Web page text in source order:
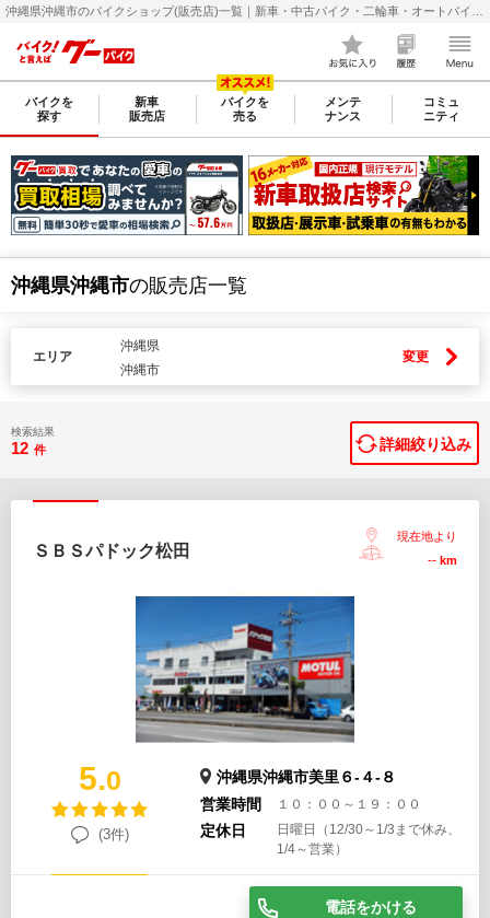
バイクを
探す
新車
販売店
バイクを
売る
メンテ
ナンス
コミュ
ニティ
沖縄県沖縄市の販売店一覧
エリア
沖縄県
沖縄市
変更
検索結果
12 件 詳細絞り込み
ＳＢＳパドック松田
現在地より
-- km
5.0
(3件)
沖縄県沖縄市美里６-４-８
営業時間
１０：００～１９：００
定休日
日曜日（12/30～1/3まで休み、
1/4～営業）
電話をかける